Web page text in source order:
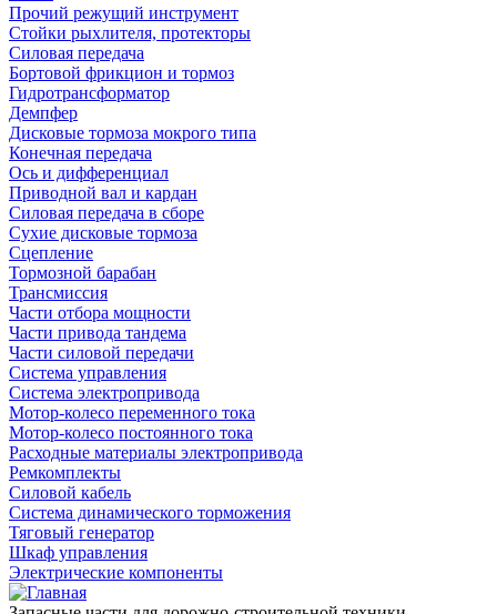
Прочий режущий инструмент
Стойки рыхлителя, протекторы
Силовая передача
Бортовой фрикцион и тормоз
Гидротрансформатор
Демпфер
Дисковые тормоза мокрого типа
Конечная передача
Ось и дифференциал
Приводной вал и кардан
Силовая передача в сборе
Сухие дисковые тормоза
Сцепление
Тормозной барабан
Трансмиссия
Части отбора мощности
Части привода тандема
Части силовой передачи
Система управления
Система электропривода
Мотор-колесо переменного тока
Мотор-колесо постоянного тока
Расходные материалы электропривода
Ремкомплекты
Силовой кабель
Система динамического торможения
Тяговый генератор
Шкаф управления
Электрические компоненты